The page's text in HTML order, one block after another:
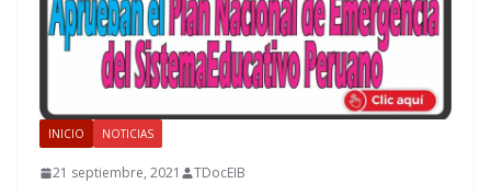
INICIO NOTICIAS
21 septiembre, 2021 TDocEIB